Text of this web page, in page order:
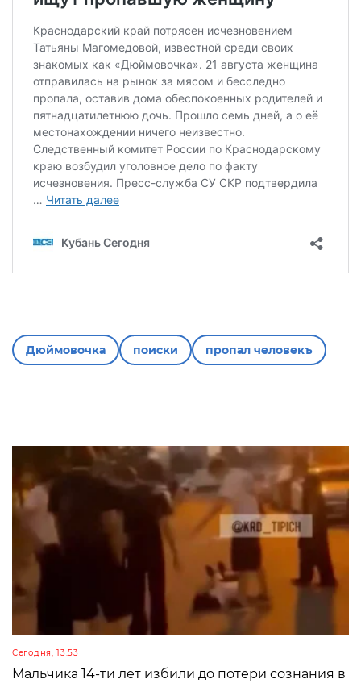
Дюймовочка поиски пропал человекъ
Сегодня, 13:53
Мальчика 14-ти лет избили до потери сознания в